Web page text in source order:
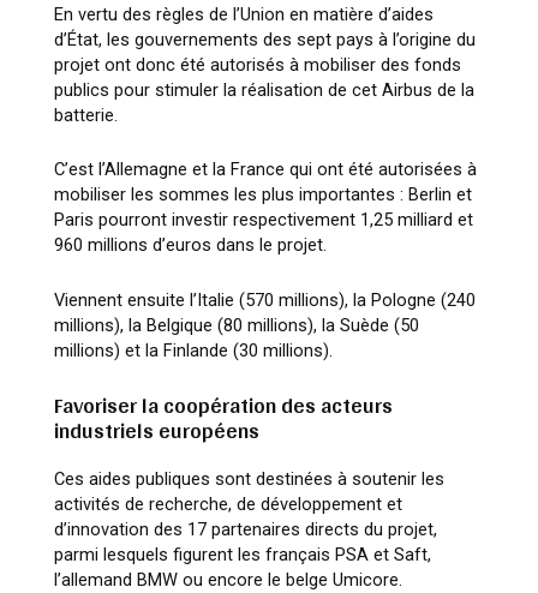
En vertu des règles de l’Union en matière d’aides
d’État, les gouvernements des sept pays à l’origine du
projet ont donc été autorisés à mobiliser des fonds
publics pour stimuler la réalisation de cet Airbus de la
batterie.
C’est l’Allemagne et la France qui ont été autorisées à
mobiliser les sommes les plus importantes : Berlin et
Paris pourront investir respectivement 1,25 milliard et
960 millions d’euros dans le projet.
Viennent ensuite l’Italie (570 millions), la Pologne (240
millions), la Belgique (80 millions), la Suède (50
millions) et la Finlande (30 millions).
Favoriser la coopération des acteurs
industriels européens
Ces aides publiques sont destinées à soutenir les
activités de recherche, de développement et
d’innovation des 17 partenaires directs du projet,
parmi lesquels figurent les français PSA et Saft,
l’allemand BMW ou encore le belge Umicore.